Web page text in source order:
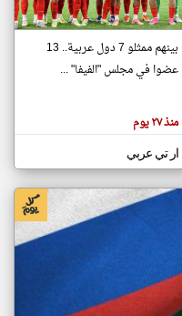
تغيير الدولة
القمر على مدار الساعة
جزر القمر العاجلة والمباشرة
بينهم ممثلو 7 دول عربية.. 13
عضوا في مجلس "الفيفا" ...
منذ ٢٧ يوم
ار تي عربي
klyoum.com